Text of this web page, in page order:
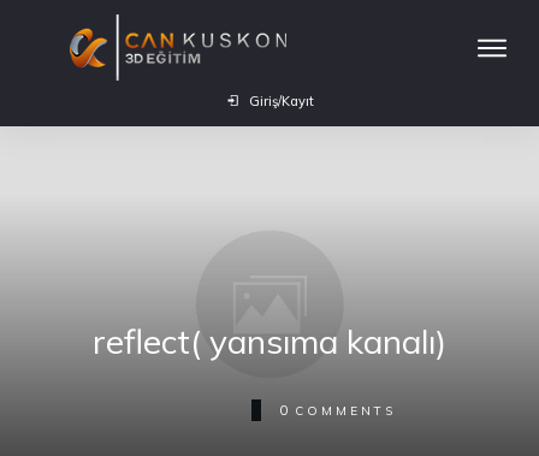
Giriş/Kayıt
reflect( yansıma kanalı)
0 COMMENTS